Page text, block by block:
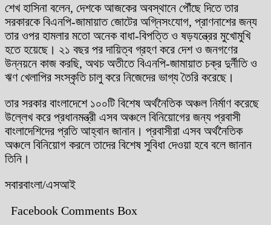
শেখ হাসিনা বলেন, দেশকে আজকের অবস্থানে পৌঁছে দিতে তার
সরকারকে বিএনপি-জামায়াত জোটের অগ্নিসংযোগ, প্রাণনাশের জন্য
তার ওপর হামলার মতো অনেক বাধা-বিপত্তি ও ষড়যন্ত্রের মুখোমুখি
হতে হয়েছে। ২১ বছর পর দায়িত্ব গ্রহণ করে দেশ ও জনগণের
উন্নয়নে কাজ করছি, অথচ অতীতে বিএনপি-জামায়াত চক্র দুর্নীতি ও
ঋণ খেলাপির সংস্কৃতি চালু করে নিজেদের ভাগ্য তৈরি করেছে।
তার সরকার বাংলাদেশে ১০০টি বিশেষ অর্থনৈতিক অঞ্চল নির্মাণ করেছে
উল্লেখ করে প্রধানমন্ত্রী এসব অঞ্চলে বিনিয়োগের জন্য প্রবাসী
বাংলাদেশিদের প্রতি আহ্বান জানান। প্রবাসীরা এসব অর্থনৈতিক
অঞ্চলে বিনিয়োগ করলে তাদের বিশেষ সুবিধা দেওয়া হবে বলে জানান
তিনি।
সবারবাংলা/এসআই
Facebook Comments Box